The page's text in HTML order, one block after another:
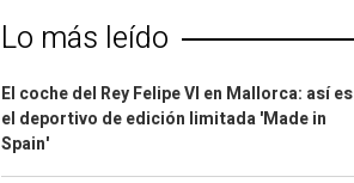
Lo más leído
El coche del Rey Felipe VI en Mallorca: así es
el deportivo de edición limitada 'Made in
Spain'